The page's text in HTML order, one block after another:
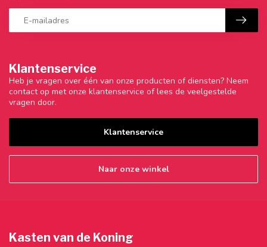
Klantenservice
Heb je vragen over één van onze producten of diensten? Neem
contact op met onze klantenservice of lees de veelgestelde
vragen door.
Klantenservice
Naar onze winkel
Kasten van de Koning